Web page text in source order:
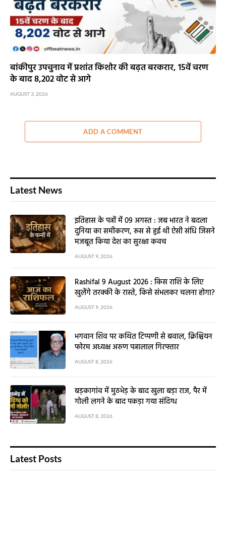
बांकीपुर उपचुनाव में प्रशांत किशोर की बढ़त बरकरार, 15वें चरण
के बाद 8,202 वोट से आगे
AUGUST 3, 2026
ADD A COMMENT
Latest News
इतिहास के पन्नों में 09 अगस्त : जब भारत ने बदला
दुनिया का समीकरण, रूस से हुई थी ऐसी संधि जिसने
मजबूत किया देश का सुरक्षा कवच
AUGUST 9, 2026
Rashifal 9 August 2026 : किस राशि के लिए
खुलेंगे तरक्की के रास्ते, किसे संभलकर चलना होगा?
AUGUST 9, 2026
भगवान शिव पर कथित टिप्पणी से बवाल, क्रिश्चियन
फोरम अध्यक्ष अरुण पन्नालाल गिरफ्तार
AUGUST 8, 2026
बड़कागांव में मुठभेड़ के बाद खुला बड़ा राज, पैर में
गोली लगने के बाद पकड़ा गया संदिग्ध
AUGUST 8, 2026
Latest Posts